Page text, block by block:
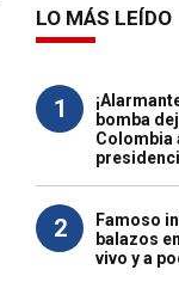
LO MÁS LEÍDO
1
bomba
Colombia
2
Famoso
balazos
vivo y a